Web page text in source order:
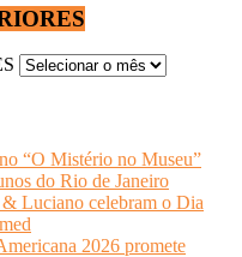
“O Mistério no Museu”
do Rio de Janeiro
Luciano celebram o Dia
2026 promete